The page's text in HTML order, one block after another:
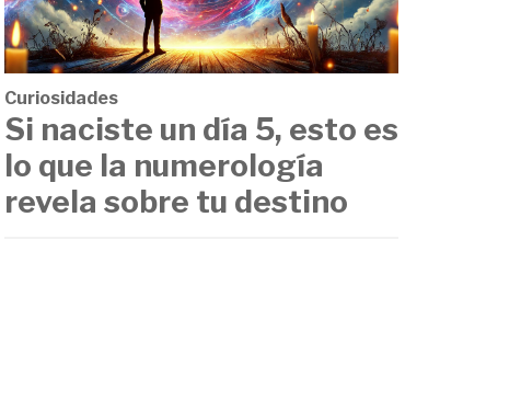
Curiosidades
Si naciste un día 5, esto es
lo que la numerología
revela sobre tu destino